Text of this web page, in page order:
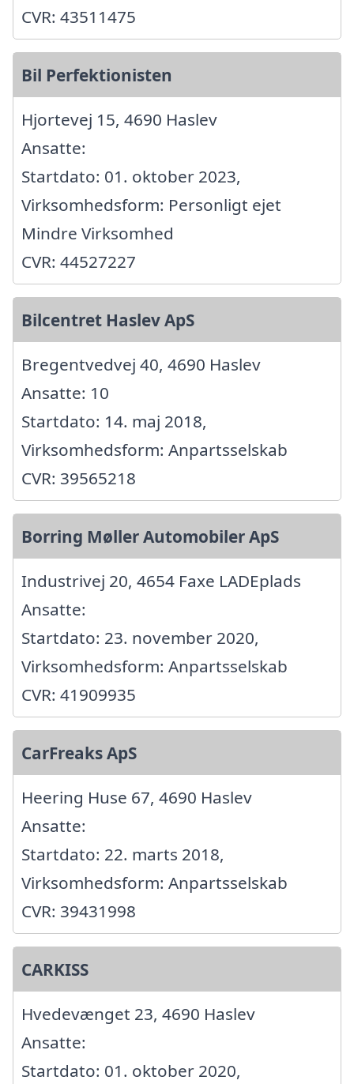
CVR: 43511475
Bil Perfektionisten
Hjortevej 15, 4690 Haslev
Ansatte:
Startdato: 01. oktober 2023,
Virksomhedsform: Personligt ejet
Mindre Virksomhed
CVR: 44527227
Bilcentret Haslev ApS
Bregentvedvej 40, 4690 Haslev
Ansatte: 10
Startdato: 14. maj 2018,
Virksomhedsform: Anpartsselskab
CVR: 39565218
Borring Møller Automobiler ApS
Industrivej 20, 4654 Faxe LADEplads
Ansatte:
Startdato: 23. november 2020,
Virksomhedsform: Anpartsselskab
CVR: 41909935
CarFreaks ApS
Heering Huse 67, 4690 Haslev
Ansatte:
Startdato: 22. marts 2018,
Virksomhedsform: Anpartsselskab
CVR: 39431998
CARKISS
Hvedevænget 23, 4690 Haslev
Ansatte:
Startdato: 01. oktober 2020,